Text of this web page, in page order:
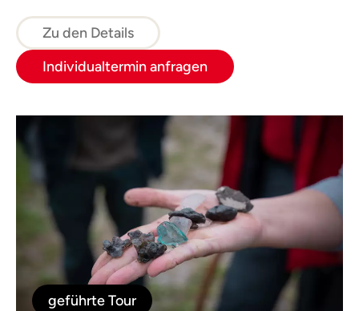
Grundstoff für mancherlei wichtige
Hilfsmittel in Haus und Hof.
Zu den Details
Individualtermin anfragen
geführte Tour